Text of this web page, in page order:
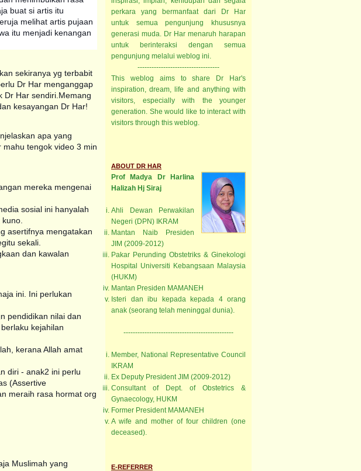
buat si artis itu
melihat artis pujaan
itu menjadi kenangan
sekiranya yg terbabit
Dr Har menganggap
Dr Har sendiri.Memang
kesayangan Dr Har!
apa yang
tengok video 3 min
mereka mengenai
sosial ini hanyalah
asertifnya mengatakan
sekali.
dan kawalan
ini. Ini perlukan
pendidikan nilai dan
kejahilan
kerana Allah amat
diri - anak2 ini perlu
(Assertive
meraih rasa hormat org
Muslimah yang
perkara yang bermanfaat dari Dr Har
untuk semua pengunjung khususnya
generasi muda. Dr Har menaruh harapan
untuk berinteraksi dengan semua
pengunjung melalui weblog ini.
-----------------------------------
This weblog aims to share Dr Har's
inspiration, dream, life and anything with
visitors, especially with the younger
generation. She would like to interact with
visitors through this weblog.
ABOUT DR HAR
Prof Madya Dr Harlina
Halizah Hj Siraj
Ahli Dewan Perwakilan
Negeri (DPN) IKRAM
Mantan Naib Presiden
JIM (2009-2012)
Pakar Perunding Obstetriks & Ginekologi
Hospital Universiti Kebangsaan Malaysia
(HUKM)
Mantan Presiden MAMANEH
Isteri dan ibu kepada kepada 4 orang
anak (seorang telah meninggal dunia).
-----------------------------------------------
Member, National Representative Council
IKRAM
Ex Deputy President JIM (2009-2012)
Consultant of Dept. of Obstetrics &
Gynaecology, HUKM
Former President MAMANEH
A wife and mother of four children (one
deceased).
E-REFERRER